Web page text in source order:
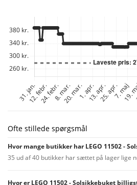
Ofte stillede spørgsmål
Hvor mange butikker har LEGO 11502 -
35 ud af 40 butikker har sættet på lager lige
Hvor er LEGO 11502 - Solsikkebuket